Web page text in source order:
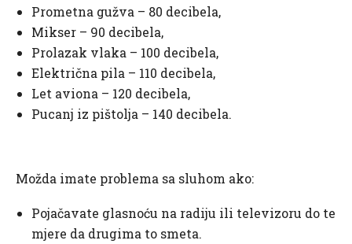
Prometna gužva – 80 decibela,
Mikser – 90 decibela,
Prolazak vlaka – 100 decibela,
Električna pila – 110 decibela,
Let aviona – 120 decibela,
Pucanj iz pištolja – 140 decibela.
Možda imate problema sa sluhom ako:
Pojačavate glasnoću na radiju ili televizoru do te
mjere da drugima to smeta.